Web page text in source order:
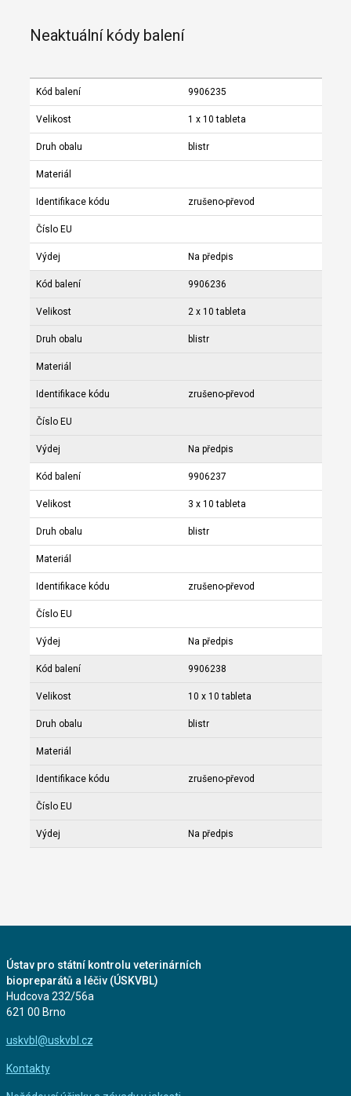
Neaktuální kódy balení
Kód balení 9906235
Velikost 1 x 10 tableta
Druh obalu blistr
Materiál
Identifikace kódu zrušeno-převod
Číslo EU
Výdej Na předpis
Kód balení 9906236
Velikost 2 x 10 tableta
Druh obalu blistr
Materiál
Identifikace kódu zrušeno-převod
Číslo EU
Výdej Na předpis
Kód balení 9906237
Velikost 3 x 10 tableta
Druh obalu blistr
Materiál
Identifikace kódu zrušeno-převod
Číslo EU
Výdej Na předpis
Kód balení 9906238
Velikost 10 x 10 tableta
Druh obalu blistr
Materiál
Identifikace kódu zrušeno-převod
Číslo EU
Výdej Na předpis
Ústav pro státní kontrolu veterinárních
biopreparátů a léčiv (ÚSKVBL)
Hudcova 232/56a
621 00 Brno
uskvbl@uskvbl.cz
Kontakty